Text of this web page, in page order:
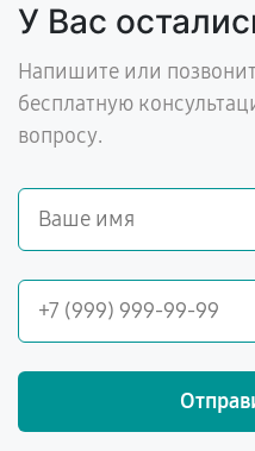
У Вас
Напишите или
бесплатную
вопросу.